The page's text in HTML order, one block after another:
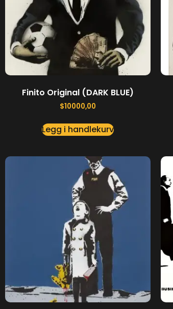
Finito Original (DARK BLUE)
$10000,00
Legg i handlekurv